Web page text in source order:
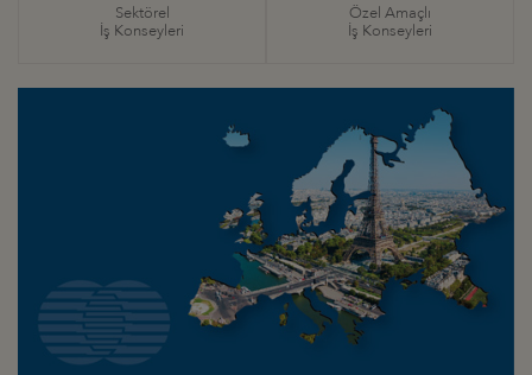
Sektörel
İş Konseyleri
Özel Amaçlı
İş Konseyleri